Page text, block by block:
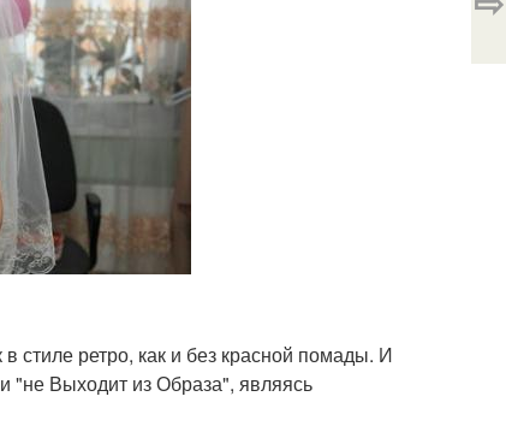
стиле ретро, как и без красной помады. И
"не Выходит из Образа", являясь